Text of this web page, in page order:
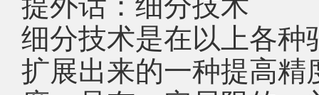
细分技术是在以上各
扩展出来的一种提高